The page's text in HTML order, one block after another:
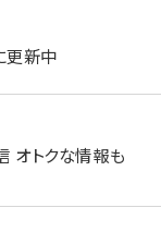
更新中
オトクな情報も